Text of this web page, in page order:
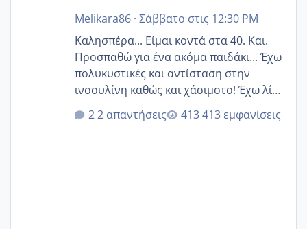
Melikara86· Σάββατο στις 12:30 PM
Καλησπέρα... Είμαι κοντά στα 40. Και.
Προσπαθώ για ένα ακόμα παιδάκι... Έχω
πολυκυστικές και αντίσταση στην
ινσουλίνη καθώς και χάσιμοτο! Έχω λίγα
κιλά παραπάνω και όσο κ αν προσπαθώ
δεν χάνω εύκολα! Προσπαθώ για ακόμη
2 απαντήσεις 413 εμφανίσεις